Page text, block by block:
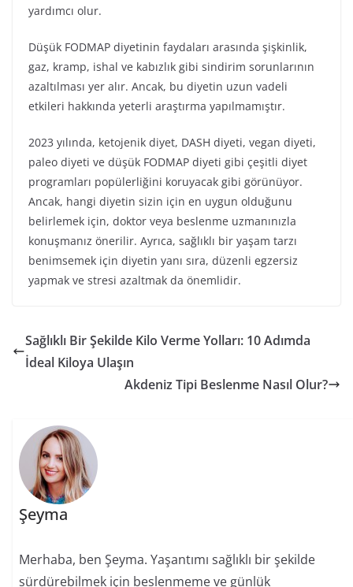
yardımcı olur.
Düşük FODMAP diyetinin faydaları arasında şişkinlik,
gaz, kramp, ishal ve kabızlık gibi sindirim sorunlarının
azaltılması yer alır. Ancak, bu diyetin uzun vadeli
etkileri hakkında yeterli araştırma yapılmamıştır.
2023 yılında, ketojenik diyet, DASH diyeti, vegan diyeti,
paleo diyeti ve düşük FODMAP diyeti gibi çeşitli diyet
programları popülerliğini koruyacak gibi görünüyor.
Ancak, hangi diyetin sizin için en uygun olduğunu
belirlemek için, doktor veya beslenme uzmanınızla
konuşmanız önerilir. Ayrıca, sağlıklı bir yaşam tarzı
benimsemek için diyetin yanı sıra, düzenli egzersiz
yapmak ve stresi azaltmak da önemlidir.
Sağlıklı Bir Şekilde Kilo Verme Yolları: 10 Adımda
İdeal Kiloya Ulaşın
Akdeniz Tipi Beslenme Nasıl Olur?
Şeyma
Merhaba, ben Şeyma. Yaşantımı sağlıklı bir şekilde
sürdürebilmek için beslenmeme ve günlük